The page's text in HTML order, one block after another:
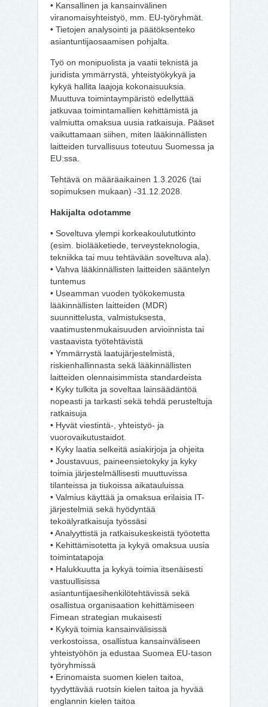
• Kansallinen ja kansainvälinen
viranomaisyhteistyö, mm. EU-työryhmät.
• Tietojen analysointi ja päätöksenteko
asiantuntijaosaamisen pohjalta.
Työ on monipuolista ja vaatii teknistä ja
juridista ymmärrystä, yhteistyökykyä ja
kykyä hallita laajoja kokonaisuuksia.
Muuttuva toimintaympäristö edellyttää
jatkuvaa toimintamallien kehittämistä ja
valmiutta omaksua uusia ratkaisuja. Pääset
vaikuttamaan siihen, miten lääkinnällisten
laitteiden turvallisuus toteutuu Suomessa ja
EU:ssa.
Tehtävä on määräaikainen 1.3.2026 (tai
sopimuksen mukaan) -31.12.2028.
Hakijalta odotamme
• Soveltuva ylempi korkeakoulututkinto
(esim. biolääketiede, terveysteknologia,
tekniikka tai muu tehtävään soveltuva ala).
• Vahva lääkinnällisten laitteiden sääntelyn
tuntemus
• Useamman vuoden työkokemusta
lääkinnällisten laitteiden (MDR)
suunnittelusta, valmistuksesta,
vaatimustenmukaisuuden arvioinnista tai
vastaavista työtehtävistä
• Ymmärrystä laatujärjestelmistä,
riskienhallinnasta sekä lääkinnällisten
laitteiden olennaisimmista standardeista
• Kyky tulkita ja soveltaa lainsäädäntöä
nopeasti ja tarkasti sekä tehdä perusteltuja
ratkaisuja
• Hyvät viestintä-, yhteistyö- ja
vuorovaikutustaidot.
• Kyky laatia selkeitä asiakirjoja ja ohjeita
• Joustavuus, paineensietokyky ja kyky
toimia järjestelmällisesti muuttuvissa
tilanteissa ja tiukoissa aikatauluissa
• Valmius käyttää ja omaksua erilaisia IT-
järjestelmiä sekä hyödyntää
tekoälyratkaisuja työssäsi
• Analyyttistä ja ratkaisukeskeistä työotetta
• Kehittämisotetta ja kykyä omaksua uusia
toimintatapoja
• Halukkuutta ja kykyä toimia itsenäisesti
vastuullisissa
asiantuntijaesihenkilötehtävissä sekä
osallistua organisaation kehittämiseen
Fimean strategian mukaisesti
• Kykyä toimia kansainvälisissä
verkostoissa, osallistua kansainväliseen
yhteistyöhön ja edustaa Suomea EU-tason
työryhmissä
• Erinomaista suomen kielen taitoa,
tyydyttävää ruotsin kielen taitoa ja hyvää
englannin kielen taitoa